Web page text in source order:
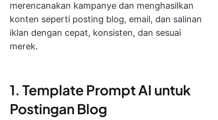
merencanakan kampanye dan menghasilkan
konten seperti posting blog, email, dan salinan
iklan dengan cepat, konsisten, dan sesuai
merek.
1. Template Prompt AI untuk
Postingan Blog